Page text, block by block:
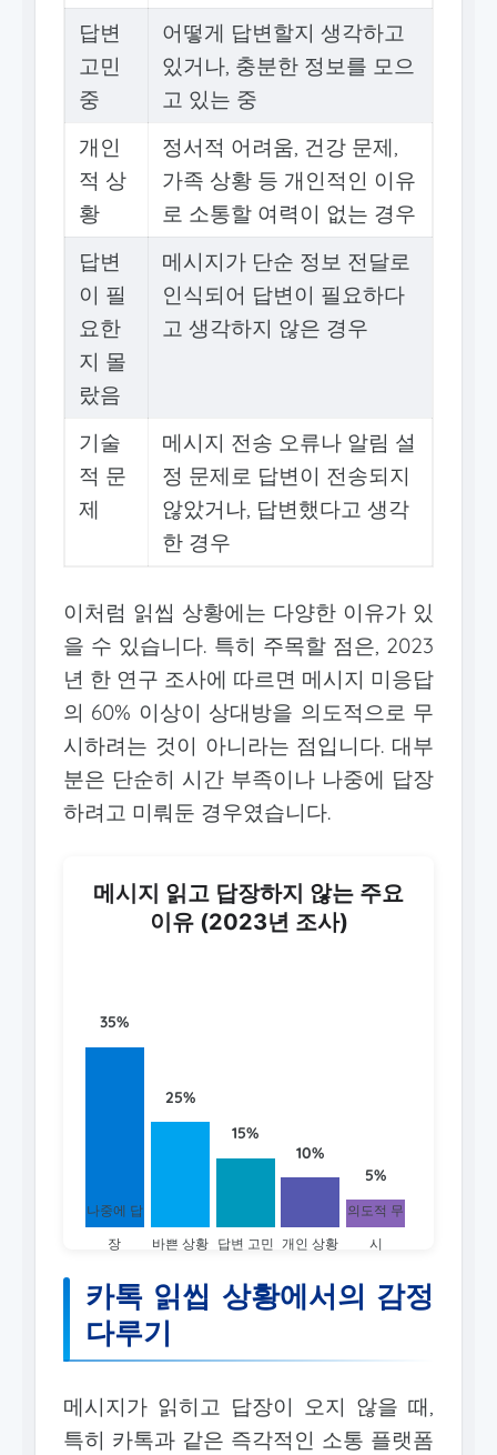
답변
고민
중
어떻게 답변할지 생각하고
있거나, 충분한 정보를 모으
고 있는 중
개인
적 상
황
정서적 어려움, 건강 문제,
가족 상황 등 개인적인 이유
로 소통할 여력이 없는 경우
답변
이 필
요한
지 몰
랐음
메시지가 단순 정보 전달로
인식되어 답변이 필요하다
고 생각하지 않은 경우
기술
적 문
제
메시지 전송 오류나 알림 설
정 문제로 답변이 전송되지
않았거나, 답변했다고 생각
한 경우
이처럼 읽씹 상황에는 다양한 이유가 있
을 수 있습니다. 특히 주목할 점은, 2023
년 한 연구 조사에 따르면 메시지 미응답
의 60% 이상이 상대방을 의도적으로 무
시하려는 것이 아니라는 점입니다. 대부
분은 단순히 시간 부족이나 나중에 답장
하려고 미뤄둔 경우였습니다.
메시지 읽고 답장하지 않는 주요
이유 (2023년 조사)
나중에 답
장
바쁜 상황 답변 고민 개인 상황
의도적 무
시
35%
25%
15%
10%
5%
카톡 읽씹 상황에서의 감정
다루기
메시지가 읽히고 답장이 오지 않을 때,
특히 카톡과 같은 즉각적인 소통 플랫폼